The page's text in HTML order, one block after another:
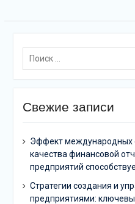
Поиск:
Свежие записи
Эффект международных
качества финансовой
предприятий
Стратегии создания и
предприятиями: